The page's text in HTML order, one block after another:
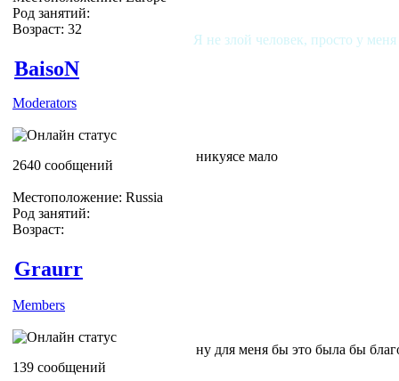
Род занятий:
Возраст: 32
Я не злой человек, просто у
BaisoN
Moderators
2640 сообщений
Местоположение: Russia
Род занятий:
Возраст:
никуясе мало
Graurr
Members
139 сообщений
ну для меня бы это была бы